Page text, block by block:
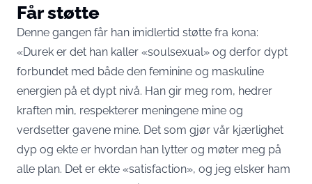
Får støtte
Denne gangen får han imidlertid støtte fra kona:
«Durek er det han kaller «soulsexual» og derfor dypt
forbundet med både den feminine og maskuline
energien på et dypt nivå. Han gir meg rom, hedrer
kraften min, respekterer meningene mine og
verdsetter gavene mine. Det som gjør vår kjærlighet
dyp og ekte er hvordan han lytter og møter meg på
alle plan. Det er ekte «satisfaction», og jeg elsker ham